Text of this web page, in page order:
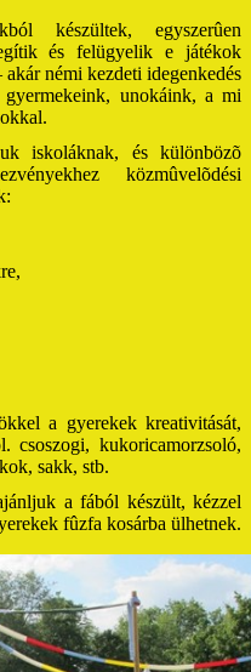
készültek, egyszerûen
és felügyelik e játékok
némi kezdeti idegenkedés
unokáink, a mi
iskoláknak, és különbözõ
közmûvelõdési
a gyerekek kreativitását,
csoszogi, kukoricamorzsoló,
sakk, stb.
a fából készült, kézzel
fûzfa kosárba ülhetnek.